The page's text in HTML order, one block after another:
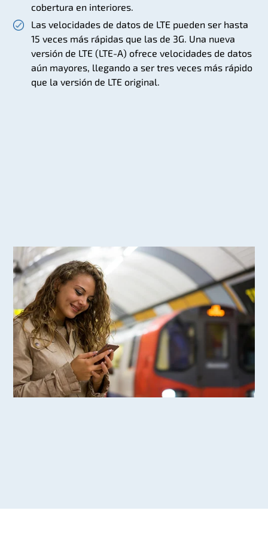
cobertura en interiores.
Las velocidades de datos de LTE pueden ser hasta
15 veces más rápidas que las de 3G. Una nueva
versión de LTE (LTE-A) ofrece velocidades de datos
aún mayores, llegando a ser tres veces más rápido
que la versión de LTE original.